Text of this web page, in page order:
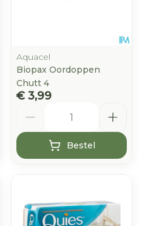
Aquacel
Biopax Oordoppen
Chutt 4
€ 3,99
Bestel